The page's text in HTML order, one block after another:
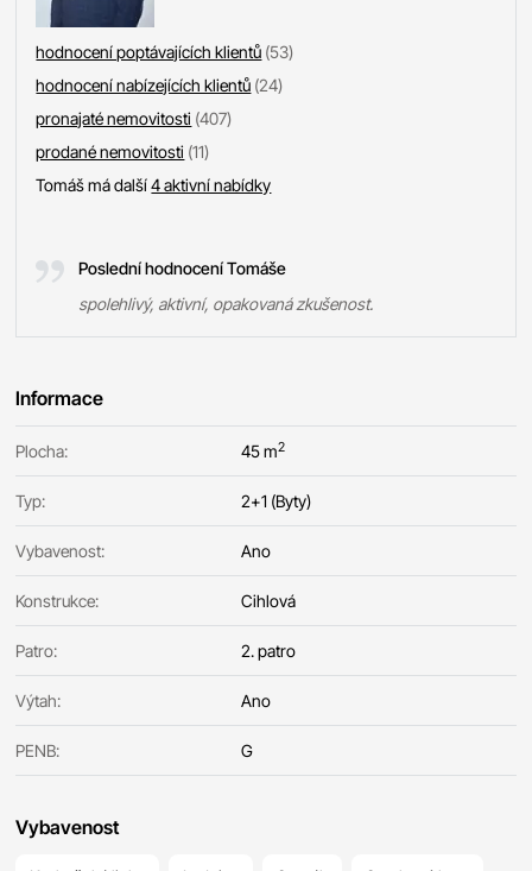
hodnocení poptávajících klientů (53)
hodnocení nabízejících klientů (24)
pronajaté nemovitosti (407)
prodané nemovitosti (11)
Tomáš má další4 aktivní nabídky
Poslední hodnocení Tomáše
spolehlivý, aktivní, opakovaná zkušenost.
Informace
Plocha: 45 m2
Typ: 2+1 (Byty)
Vybavenost: Ano
Konstrukce: Cihlová
Patro: 2. patro
Výtah: Ano
PENB: G
Vybavenost